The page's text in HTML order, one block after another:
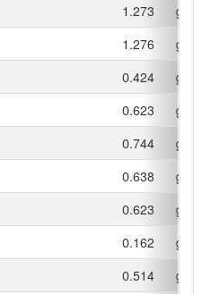
1.273
g
1.276
g
0.424
g
0.623
g
0.744
g
0.638
g
0.623
g
0.162
g
0.514
g